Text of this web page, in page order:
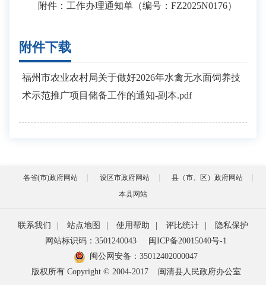
附件：工作办理通知单（编号：FZ2025N0176）
附件下载
福州市农业农村局关于做好2026年水禽无水面饲养技
术示范推广项目储备工作的通知-副本.pdf
各省(市)政府网站 设区市政府网站
县（市、区）政府网站
本县网站
联系我们 站点地图 使用帮助 评比统计
隐私保护
网站标识码：3501240043
闽ICP备20015040号-1
闽公网安备： 35012402000047
版权所有 Copyright © 2004-2017
闽清县人民政府办公室